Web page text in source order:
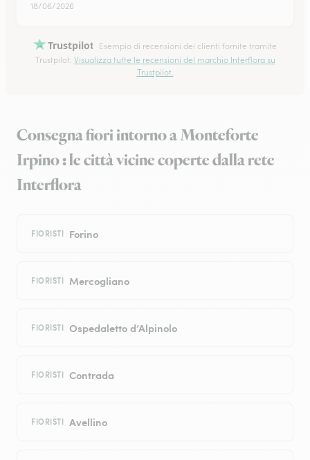
18/06/2026
Trustpilot
Esempio di recensioni dei clienti fornite tramite
Trustpilot. Visualizza tutte le recensioni del marchio Interflora su
Trustpilot.
Consegna fiori intorno a Monteforte
Irpino : le città vicine coperte dalla rete
Interflora
FIORISTI Forino
FIORISTI Mercogliano
FIORISTI Ospedaletto d’Alpinolo
FIORISTI Contrada
FIORISTI Avellino